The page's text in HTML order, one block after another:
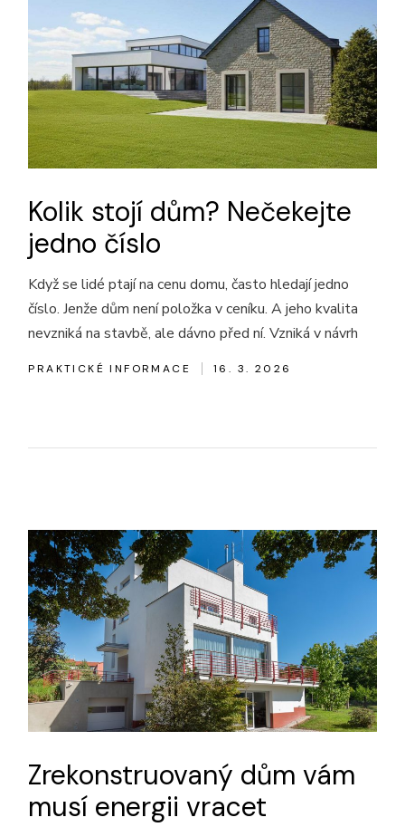
Kolik stojí dům? Nečekejte
jedno číslo
Když se lidé ptají na cenu domu, často hledají jedno
číslo. Jenže dům není položka v ceníku. A jeho kvalita
nevzniká na stavbě, ale dávno před ní. Vzniká v návrh
PRAKTICKÉ INFORMACE 16. 3. 2026
Zrekonstruovaný dům vám
musí energii vracet